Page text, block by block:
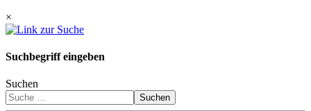
×
Suchbegriff eingeben
Suchen
Suchen